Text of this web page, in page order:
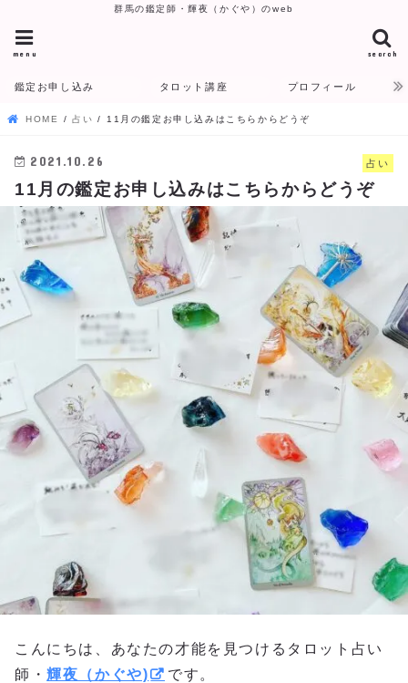
群馬の鑑定師・輝夜（かぐや）のweb
search
menu
鑑定お申し込み タロット講座 プロフィール
HOME 占い 11月の鑑定お申し込みはこちらからどうぞ
占い
2021.10.26
11月の鑑定お申し込みはこちらからどうぞ
こんにちは、あなたの才能を見つけるタロット占い
師・輝夜（かぐや) です。